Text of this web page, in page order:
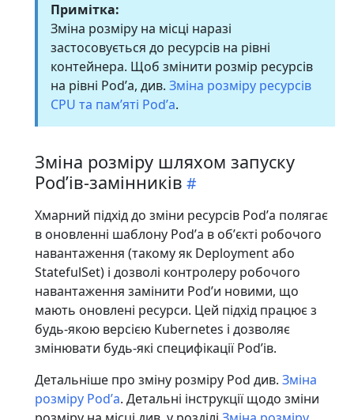
Примітка:
Зміна розміру на місці наразі
застосовується до ресурсів на рівні
контейнера. Щоб змінити розмір ресурсів
на рівні Podʼа, див. Зміна розміру ресурсів
CPU та памʼяті Podʼа.
Зміна розміру шляхом запуску
Podʼів-замінників
Хмарний підхід до зміни ресурсів Podʼа полягає
в оновленні шаблону Podʼа в обʼєкті робочого
навантаження (такому як Deployment або
StatefulSet) і дозволі контролеру робочого
навантаження замінити Podʼи новими, що
мають оновлені ресурси. Цей підхід працює з
будь-якою версією Kubernetes і дозволяє
змінювати будь-які специфікації Podʼів.
Детальніше про зміну розміру Pod див. Зміна
розміру Podʼа. Детальні інструкції щодо зміни